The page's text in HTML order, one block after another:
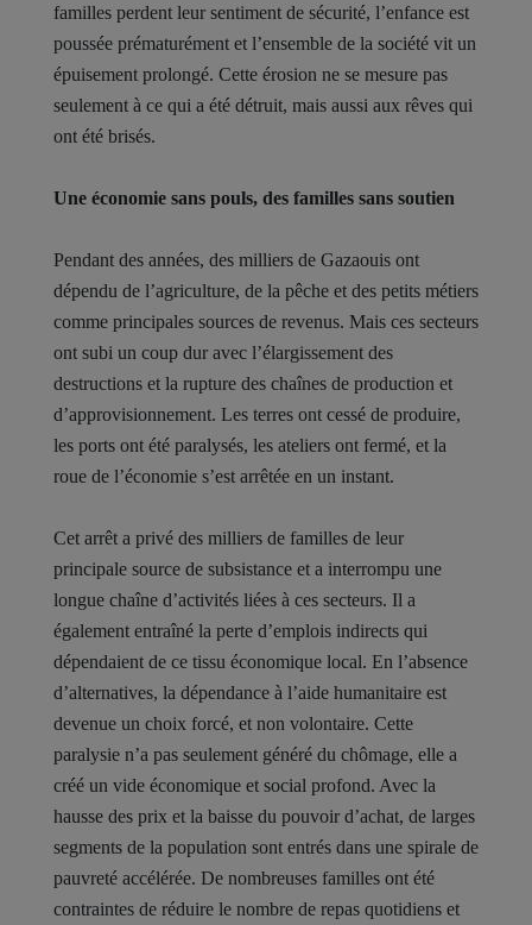
familles perdent leur sentiment de sécurité, l’enfance est
poussée prématurément et l’ensemble de la société vit un
épuisement prolongé. Cette érosion ne se mesure pas
seulement à ce qui a été détruit, mais aussi aux rêves qui
ont été brisés.
Une économie sans pouls, des familles sans soutien
Pendant des années, des milliers de Gazaouis ont
dépendu de l’agriculture, de la pêche et des petits métiers
comme principales sources de revenus. Mais ces secteurs
ont subi un coup dur avec l’élargissement des
destructions et la rupture des chaînes de production et
d’approvisionnement. Les terres ont cessé de produire,
les ports ont été paralysés, les ateliers ont fermé, et la
roue de l’économie s’est arrêtée en un instant.
Cet arrêt a privé des milliers de familles de leur
principale source de subsistance et a interrompu une
longue chaîne d’activités liées à ces secteurs. Il a
également entraîné la perte d’emplois indirects qui
dépendaient de ce tissu économique local. En l’absence
d’alternatives, la dépendance à l’aide humanitaire est
devenue un choix forcé, et non volontaire. Cette
paralysie n’a pas seulement généré du chômage, elle a
créé un vide économique et social profond. Avec la
hausse des prix et la baisse du pouvoir d’achat, de larges
segments de la population sont entrés dans une spirale de
pauvreté accélérée. De nombreuses familles ont été
contraintes de réduire le nombre de repas quotidiens et